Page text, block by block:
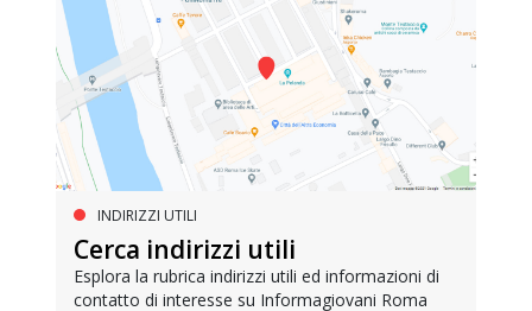
INDIRIZZI UTILI
Cerca indirizzi utili
Esplora la rubrica indirizzi utili ed informazioni di
contatto di interesse su Informagiovani Roma